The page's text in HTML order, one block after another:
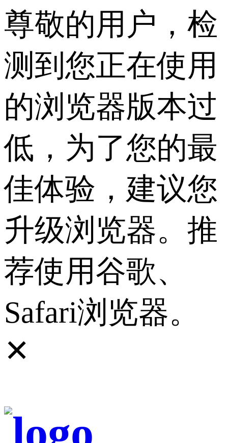
尊敬的用户，检
测到您正在使用
的浏览器版本过
低，为了您的最
佳体验，建议您
升级浏览器。推
荐使用谷歌、
Safari浏览器。
✕